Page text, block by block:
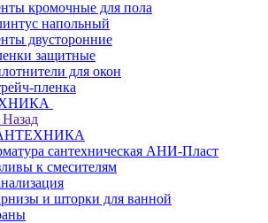
кромочные для пола
напольный
двусторонние
защитные
для окон
пленка
Назад
сантехническая АНИ-Пласт
к смесителям
и шторки для ванной